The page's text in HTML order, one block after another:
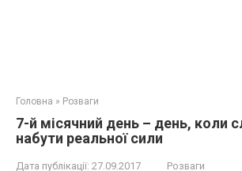
Головна » Розваги
7-й місячний день – день, коли
набути реальної сили
Дата публікації: 27.09.2017 Розваги